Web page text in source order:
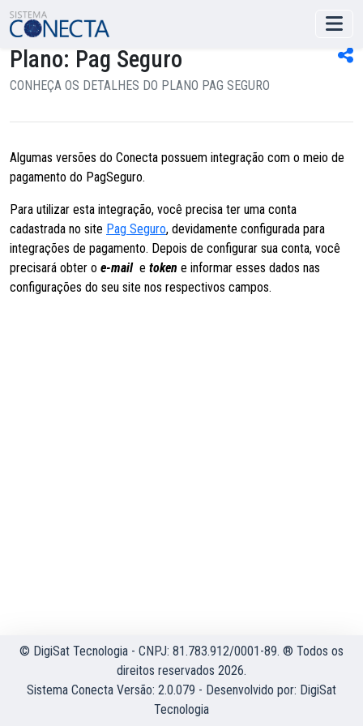
Plano: Pag Seguro
CONHEÇA OS DETALHES DO PLANO PAG SEGURO
Algumas versões do Conecta possuem integração com o meio de
pagamento do PagSeguro.
Para utilizar esta integração, você precisa ter uma conta
cadastrada no site Pag Seguro, devidamente configurada para
integrações de pagamento. Depois de configurar sua conta, você
precisará obter o e-mail e token e informar esses dados nas
configurações do seu site nos respectivos campos.
© DigiSat Tecnologia - CNPJ: 81.783.912/0001-89. ® Todos os
direitos reservados 2026.
Sistema Conecta Versão: 2.0.079 - Desenvolvido por: DigiSat
Tecnologia